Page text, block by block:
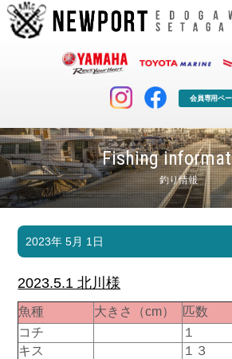
会員専用ペ
Fishing
釣り情報
マリンクラブ
マリンライフを堪能したい！
ボート免許
長年の実績と信頼！
店舗情報
Shop Info.
2023年 5月 1日
2023.5.1 北川様
魚種 大きさ（cm） 匹数
コチ
１
キス １３